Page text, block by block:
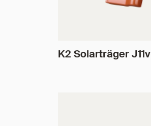
K2 Solarträger J11v